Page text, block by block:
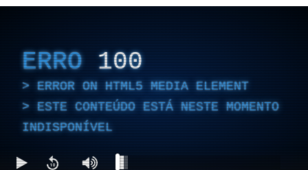
ERRO 100
ERROR ON HTML5 MEDIA ELEMENT
ESTE CONTEÚDO ESTÁ NESTE MOMENTO
INDISPONÍVEL